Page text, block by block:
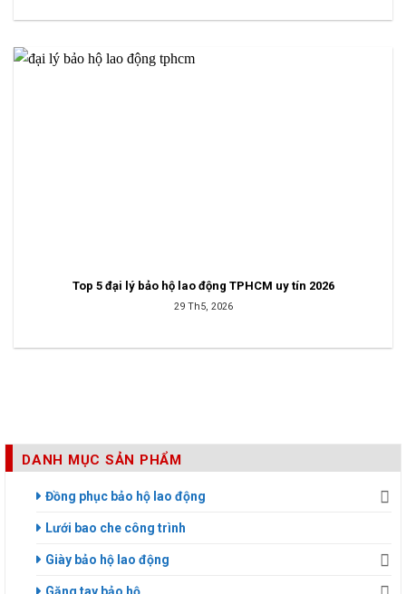
DANH MỤC SẢN PHẨM
Đồng phục bảo hộ lao động
Lưới bao che công trình
Giày bảo hộ lao động
Top 5 đại lý bảo hộ lao động TPHCM uy tín 2026
29 Th5, 2026